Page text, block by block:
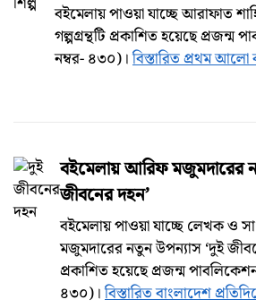
বইমেলায় পাওয়া যাচ্ছে আরাফাত
গল্পগ্রন্থটি প্রকাশিত হয়েছে
নম্বর- ৪৩০)।বিস্তারিত প্রথম
বইমেলায় আরিফ মজুমদারের
জীবনের দহন’
বইমেলায় পাওয়া যাচ্ছে লেখক ও
মজুমদারের নতুন উপন্যাস ‘দুই
প্রকাশিত হয়েছে প্রজন্ম
৪৩০)।বিস্তারিত বাংলাদেশ